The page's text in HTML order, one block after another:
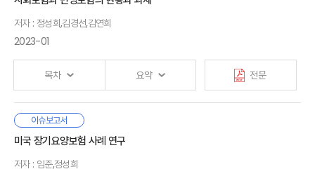
괴리가 존재할 수밖에 없고 따라서 분석결과의 과도한 해석은 경계할
필요가 있다는 점을 밝힌다.
1. 미래 사망률 추정
2. 모형실험: 고령화 효과 분석
3. 개인보험 수요 변화
Ⅴ. 결론
· 참고문헌
· 부록
신뢰 저하는 근본적으로 보험시장에 내재되어 있는
정보비대칭성과 함께 현재 보험회사 사업모형의 경직성에
의해 발생한다. 이러한 상황을 극복하기 위해 국내
보험산업은 디지털혁신에 대한 관심이 높지만, 현재 국내
보험산업의 디지털전환 수준은 아직 초기단계로 평가된다.
보험시장의 변화를 촉진하는 요인을 소비자, 공급자, 규제
등으로 나누어 살펴보았을 때,
필요성은 더욱 높아질 것으로 예상된다. 보험회사의 기존
고객층은 감소하여 시장이 세분화되는 가운데, 소비자는 사전
1. 연구배경 및 목적
2. 선행연구
3. 연구내용 및 구성
Ⅱ. 보험시장의 미래모습
1. 주요동인
2. 미래모습
3. 보험산업의 미래 핵심전략: 디지털전환
저자 : 정성희,김경선,김연희
2023-01
목차 요약 전문
우리나라의 의료비 보장 보험제도 중 사회보험인 국민건강보험과
산업재해보상보험, 그리고 민영보험인 자동차보험과
Ⅰ. 서론
1. 연구배경 및 연구목적
2. 선행연구
이슈보고서
미국 장기요양보험 사례 연구
저자 : 임준,정성희